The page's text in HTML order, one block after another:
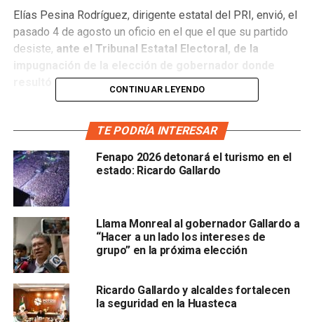
Elías Pesina Rodríguez, dirigente estatal del PRI, envió, el
pasado 4 de agosto un oficio en el que el que su partido
desiste, ante el Tribunal Estatal Electoral, de la
resultó ganador Ricardo Gallardo Cardona.
que presido, el seguir adelante con el Juicio de Revisión
en contra de la sentencia recaída al TESLP/JNE/29/2021
y su acumulado TESLP/JDC/126/2021, por lo que desde
este momento me desisto formalmente del mismo, lo
anterior para que surta los efectos legales a que haya
lugar”, dice el documento enviado por el dirigente priista.
CONTINUAR LEYENDO
TE PODRÍA INTERESAR
Fenapo 2026 detonará el turismo en el
estado: Ricardo Gallardo
Llama Monreal al gobernador Gallardo a
“Hacer a un lado los intereses de
grupo” en la próxima elección
Ricardo Gallardo y alcaldes fortalecen
la seguridad en la Huasteca